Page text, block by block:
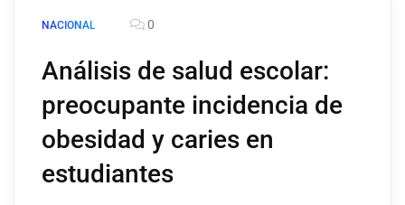
NACIONAL 0
Análisis de salud escolar:
preocupante incidencia de
obesidad y caries en
estudiantes